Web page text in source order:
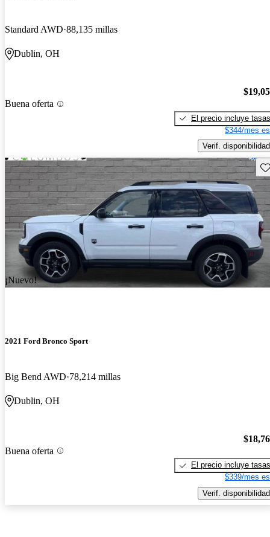
Standard AWD 88,135 millas
Dublin, OH
Buena oferta
El precio incluye tasas
$344/mes
Verif. disponibilidad
¡Nuevo!
2021 Ford Bronco Sport
Big Bend AWD 78,214 millas
Dublin, OH
Buena oferta
El precio incluye tasas
$339/mes
Verif. disponibilidad